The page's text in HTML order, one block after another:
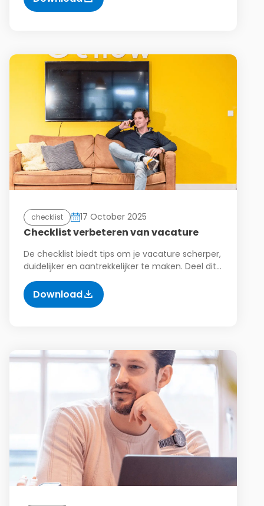
checklist 17 October 2025
Checklist verbeteren van vacature
De checklist biedt tips om je vacature scherper,
duidelijker en aantrekkelijker te maken. Deel dit…
Download